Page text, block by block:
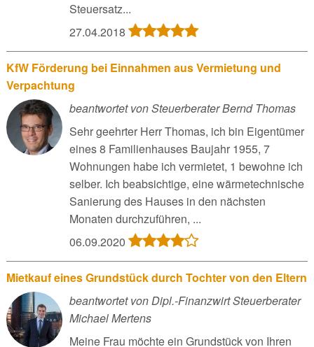
Steuersatz...
27.04.2018
KfW Förderung bei Einnahmen aus Vermietung und
Verpachtung
beantwortet von Steuerberater Bernd Thomas
Sehr geehrter Herr Thomas, ich bin Eigentümer
eines 8 Familienhauses Baujahr 1955, 7
Wohnungen habe ich vermietet, 1 bewohne ich
selber. Ich beabsichtige, eine wärmetechnische
Sanierung des Hauses in den nächsten
Monaten durchzuführen, ...
06.09.2020
Mietkauf eines Grundstück durch Tochter von den Eltern
beantwortet von Dipl.-Finanzwirt Steuerberater
Michael Mertens
Meine Frau möchte ein Grundstück von Ihren